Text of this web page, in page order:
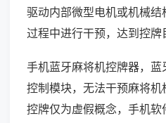
驱动内部微型电机或机械
过程中进行干预，达到控牌
手机蓝牙麻将机控牌器，
控制模块，无法干预麻将
控牌仅为虚假概念，手机